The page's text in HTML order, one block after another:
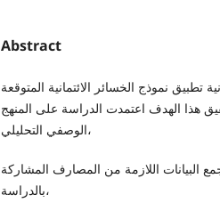
Abstract
نموذج الخسائر الائتمانية المتوقعة
هذا الهدف اعتمدت الدراسة على المنهج
الوصفي التحليلي،
البيانات اللازمة من المصارف المشاركة
بالدراسة،